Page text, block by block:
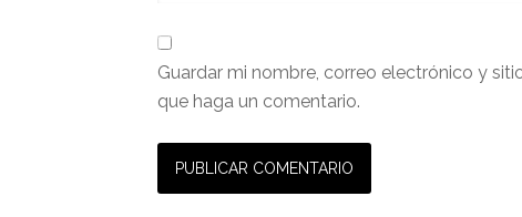
Guardar mi nombre, correo electrónico y
que haga un comentario.